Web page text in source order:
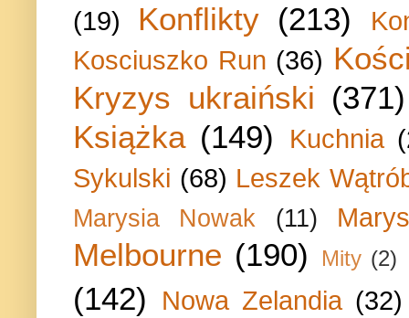
(19) Konflikty (213)
Kosciuszko Run (36)
Kryzys ukraiński (371)
Książka (149) Kuchnia
Sykulski (68) Leszek
Marysia Nowak (11)
Melbourne (190) Mity (2)
(142) Nowa Zelandia (32)